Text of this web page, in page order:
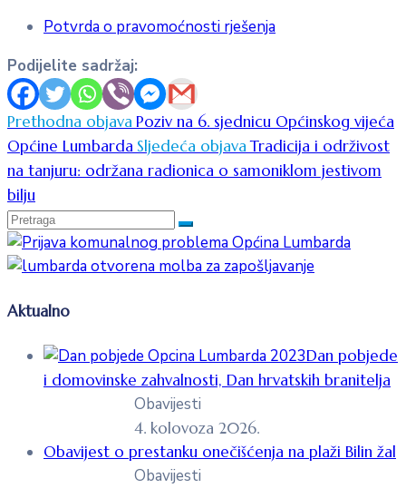
Potvrda o pravomoćnosti rješenja
Podijelite sadržaj:
Prethodna objavaPoziv na 6. sjednicu Općinskog vijeća
Općine LumbardaSljedeća objavaTradicija i održivost
na tanjuru: održana radionica o samoniklom jestivom
bilju
Aktualno
Dan pobjede
i domovinske zahvalnosti, Dan hrvatskih branitelja
Obavijesti
4. kolovoza 2026.
Obavijest o prestanku onečišćenja na plaži Bilin žal
Obavijesti